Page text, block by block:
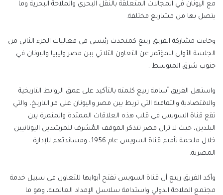
مع اليونان في المجالات المتعلقة بالنقل البحري والملاحة البحرية وما
يتصل بها من مشاريع مختلفة.
وجاءت مشاركة الفريق ربيع كمتحدث رئيسي في فعاليات الجزء الثاني من
الجلسة الأولى للمؤتمر عن التعاون الثلاثي ببن مصر وليبيا واليونان في
جنوب شرق المتوسط .
واستهل الفريق أسامة ربيع كلمته بالتأكيد على عمق الروابط التاريخية
والاقتصادية والثقافية التي تربط بين مصر واليونان على مر التاريخ، والتي
تقع قناة السويس في قلب هذه العلاقات الممتدة والمثمرة بين
البلدين، حيث لا تزال مصر تتذكر الموقف المُشرف للمرشدين اليونانيين
خلال ملحمة تأميم قناة السويس عام 1956، ومساندتهم للإدارة
المصرية.
وأكد الفريق ربيع أن قناة السويس تفتح أبوابها للتعاون في سبيل خدمة
مجتمع الملاحة الدولي واستدامة سلاسل الإمداد العالمية، وهو ما